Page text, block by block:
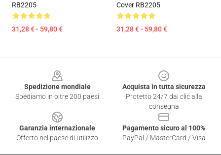
RB2205
31,28 € - 59,80 €
Cover RB2205
31,28 € - 59,80 €
Spedizione mondiale
Spediamo in oltre 200 paesi
Acquista in tutta sicurezza
Protetto 24/7 dai clic alla
consegna
Garanzia internazionale
Offerto nel paese di utilizzo
Pagamento sicuro al 100%
PayPal / MasterCard / Visa